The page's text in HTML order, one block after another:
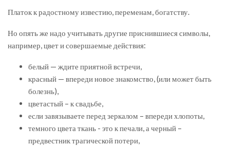
Платок к радостному известию, переменам, богатству.
Но опять же надо учитывать другие приснившиеся символы,
например, цвет и совершаемые действия:
белый — ждите приятной встречи,
красный — впереди новое знакомство, (или может быть
болезнь),
цветастый – к свадьбе,
если завязываете перед зеркалом – впереди хлопоты,
темного цвета ткань - это к печали, а черный –
предвестник трагической потери,